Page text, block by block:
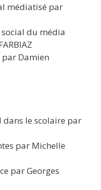
médiatisé par
du média
Damien
dans le scolaire par
par Michelle
par Georges